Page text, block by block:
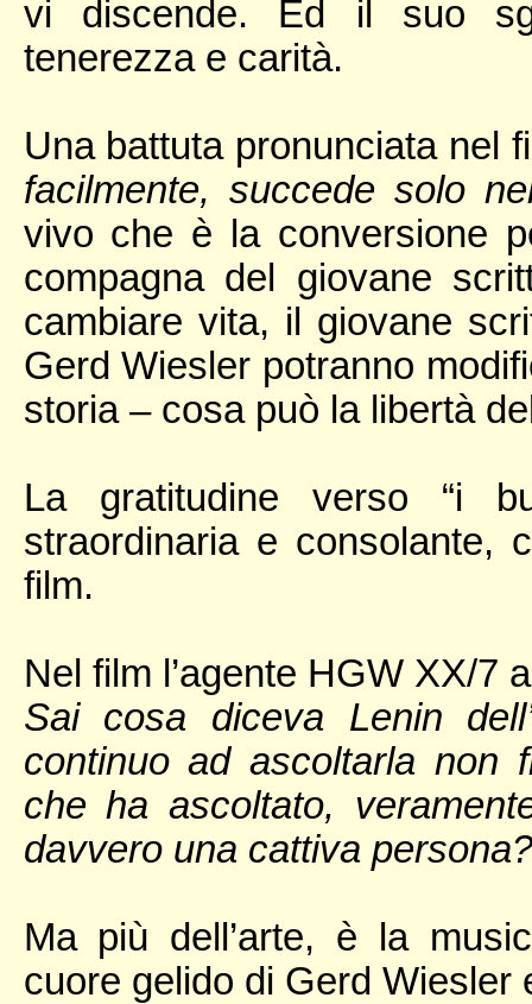
vi discende. Ed il suo
tenerezza e carità.
Una battuta pronunciata nel
facilmente, succede solo
vivo che è la conversione
compagna del giovane
cambiare vita, il giovane
Gerd Wiesler potranno
storia – cosa può la libertà
La gratitudine verso “i
straordinaria e consolante,
film.
Nel film l’agente HGW XX/7
Sai cosa diceva Lenin
continuo ad ascoltarla non
che ha ascoltato,
davvero una cattiva persona?
Ma più dell’arte, è la
cuore gelido di Gerd Wiesler